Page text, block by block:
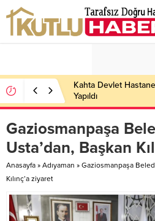
Kahta Devlet
Yapıldı
Gaziosmanpaşa
Usta’dan, Başkan
Anasayfa » Adıyaman » Gaziosmanpaşa
Kılınç’a ziyaret